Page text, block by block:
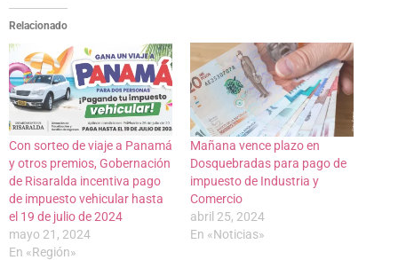
Relacionado
Con sorteo de viaje a Panamá
y otros premios, Gobernación
de Risaralda incentiva pago
de impuesto vehicular hasta
el 19 de julio de 2024
mayo 21, 2024
En «Región»
Mañana vence plazo en
Dosquebradas para pago de
impuesto de Industria y
Comercio
abril 25, 2024
En «Noticias»